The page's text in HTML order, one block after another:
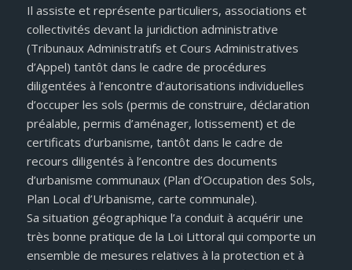
Il assiste et représente particuliers, associations et
collectivités devant la juridiction administrative
(Tribunaux Administratifs et Cours Administratives
d’Appel) tantôt dans le cadre de procédures
diligentées à l’encontre d’autorisations individuelles
d’occuper les sols (permis de construire, déclaration
préalable, permis d’aménager, lotissement) et de
certificats d’urbanisme, tantôt dans le cadre de
recours diligentés à l’encontre des documents
d’urbanisme communaux (Plan d’Occupation des Sols,
Plan Local d’Urbanisme, carte communale).
Sa situation géographique l’a conduit à acquérir une
très bonne pratique de la Loi Littoral qui comporte un
ensemble de mesures relatives à la protection et à